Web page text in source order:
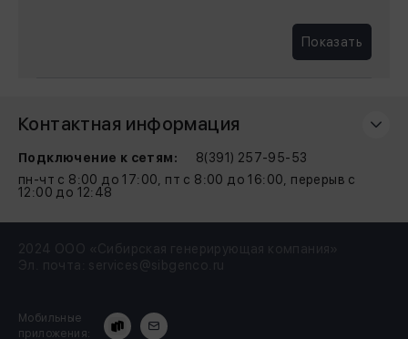
Показать
Контактная информация
Подключение к сетям:
8(391) 257-95-53
пн-чт с 8:00 до 17:00, пт с 8:00 до 16:00, перерыв с
12:00 до 12:48
Мобильные
приложения: